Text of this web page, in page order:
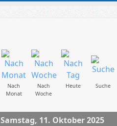
Nach
Monat
Nach
Woche
Heute Suche
Samstag, 11. Oktober 2025